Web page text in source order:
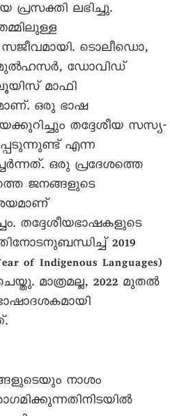
പ്രസക്തി ലഭിച്ചു.
ടൊലീഡൊ,
മുൽഹസർ, ഡോവിഡ്
മാഫി
ഒരു ഭാഷ
തദ്ദേശീയ സസ്യ-
എന്ന
ഒരു പ്രദേശത്തെ
ജനങ്ങളുടെ
തദ്ദേശീയഭാഷകളുടെ
2019
of Indigenous Languages)
മാത്രമല്ല, 2022 മുതൽ
നാശം